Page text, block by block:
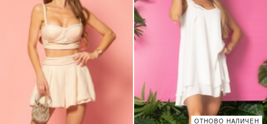
ОТНОВО НАЛИЧЕН